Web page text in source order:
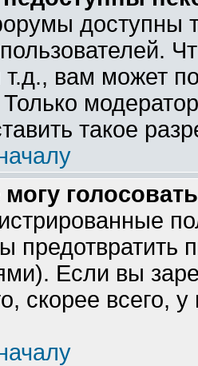
доступны
вам может
такое
предотвратить
Если вы
скорее всего,